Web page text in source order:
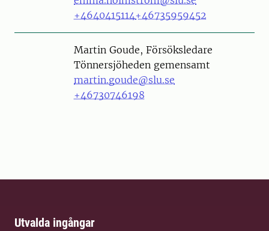
+4640415114+46735959452
PersonMartin Goude, Försöksledare
Tönnersjöheden gemensamt
martin.goude@slu.se
+46730746198
Utvalda ingångar